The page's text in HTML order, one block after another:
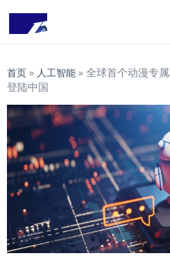
首页 » 人工智能 » 全球首个动漫专
登陆中国